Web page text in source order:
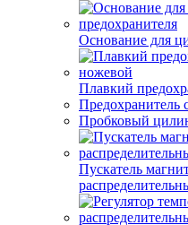
Основание для
Плавкий
Предохранитель
Пробковый
Пускатель